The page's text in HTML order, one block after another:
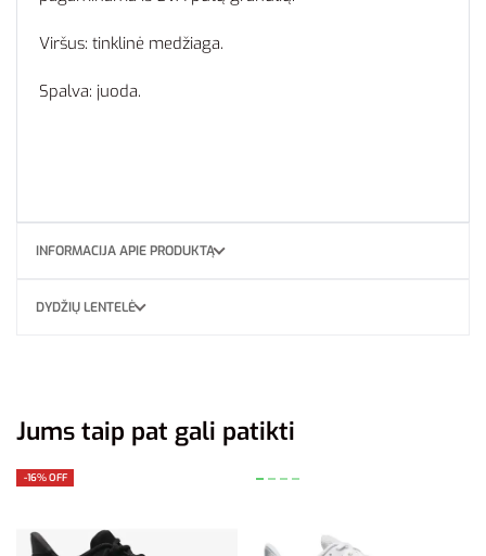
Viršus: tinklinė medžiaga.
Spalva: juoda.
INFORMACIJA APIE PRODUKTĄ
DYDŽIŲ LENTELĖ
Jums taip pat gali patikti
-16% OFF